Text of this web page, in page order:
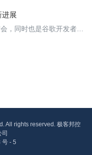
最新进展
，同时也是谷歌开发者们
过本次 I/O 了解到有关 Je
All rights reserved. 极客邦控
号 - 5